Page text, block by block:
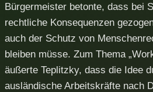
Bürgermeister betonte, dass bei
rechtliche Konsequenzen
auch der Schutz von
bleiben müsse. Zum Thema
äußerte Teplitzky, dass die Idee
ausländische Arbeitskräfte nach